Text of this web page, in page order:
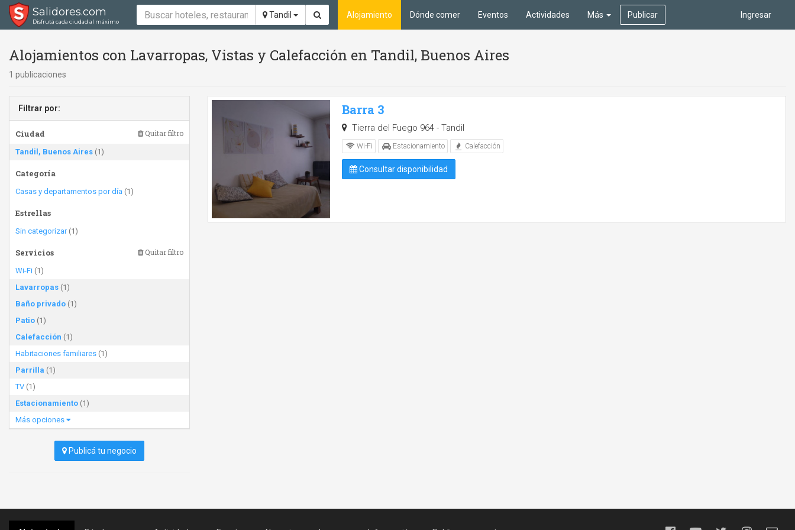
Salidores.com
Disfrutá cada ciudad al máximo
Tandil Ingresar
Alojamiento Dónde comer Eventos Actividades Más Publicar
Alojamientos con Lavarropas, Vistas y Calefacción en Tandil, Buenos Aires
1 publicaciones
Filtrar por:
Ciudad Quitar filtro
Tandil, Buenos Aires (1)
Categoría
Casas y departamentos por día (1)
Estrellas
Sin categorizar(1)
Servicios Quitar filtro
Wi-Fi (1)
Lavarropas (1)
Baño privado (1)
Patio (1)
Calefacción (1)
Habitaciones familiares (1)
Parrilla (1)
TV (1)
Estacionamiento (1)
Más opciones
Publicá tu negocio
Barra 3
Tierra del Fuego 964 - Tandil
Wi-Fi Estacionamiento Calefacción
Consultar disponibilidad